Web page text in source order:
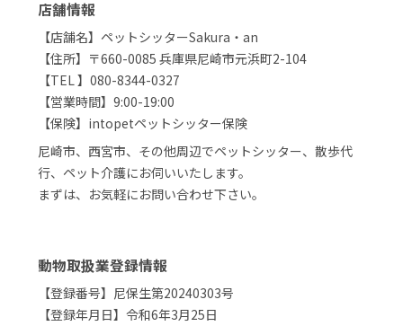
店舗情報
【店舗名】ペットシッターSakura・an
【住所】〒660-0085 兵庫県尼崎市元浜町2-104
【TEL 】080-8344-0327
【営業時間】9:00-19:00
【保険】intopetペットシッター保険
尼崎市、西宮市、その他周辺でペットシッター、散歩代
行、ペット介護にお伺いいたします。
まずは、お気軽にお問い合わせ下さい。
動物取扱業登録情報
【登録番号】尼保生第20240303号
【登録年月日】令和6年3月25日